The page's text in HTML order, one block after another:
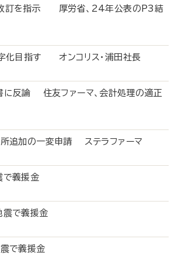
改訂を指示 厚労省、24年公表のP3結
化目指す オンコリス・浦田社長
に反論 住友ファーマ、会計処理の適正
所追加の一変申請 ステラファーマ
で義援金
震で義援金
震で義援金